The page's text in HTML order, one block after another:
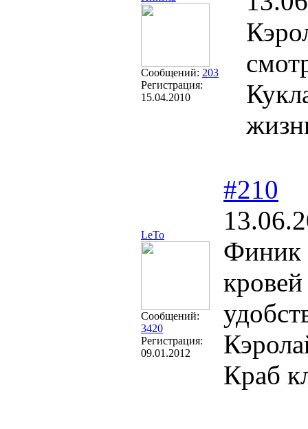
Сообщений: 203
Регистрация:
15.04.2010
LeTo
Сообщений:
3420
Регистрация:
09.01.2012
#210
Финик
Краб